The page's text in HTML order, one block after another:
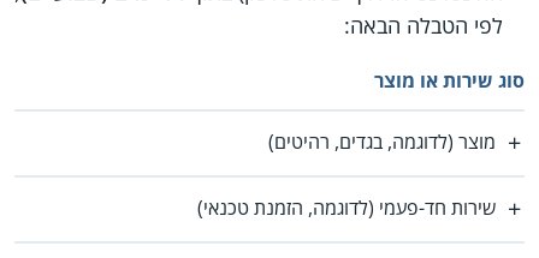
לפי הטבלה הבאה:
סוג שירות או מוצר
מוצר (לדוגמה, בגדים, רהיטים)
שירות חד-פעמי (לדוגמה, הזמנת טכנאי)